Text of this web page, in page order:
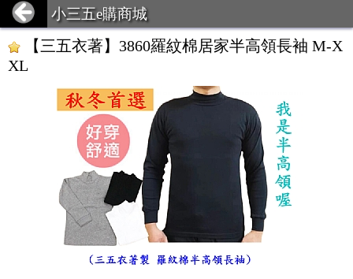
小三五e購商城
【三五衣著】3860羅紋棉居家半高領長袖 M-X
XL